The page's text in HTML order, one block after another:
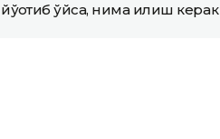
йўқотиб қўйса, нима қилиш керак